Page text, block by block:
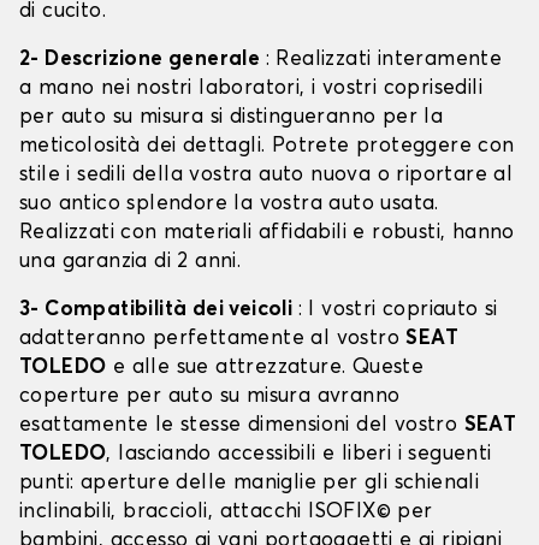
di cucito.
2- Descrizione generale : Realizzati interamente
a mano nei nostri laboratori, i vostri coprisedili
per auto su misura si distingueranno per la
meticolosità dei dettagli. Potrete proteggere con
stile i sedili della vostra auto nuova o riportare al
suo antico splendore la vostra auto usata.
Realizzati con materiali affidabili e robusti, hanno
una garanzia di 2 anni.
3- Compatibilità dei veicoli : I vostri copriauto si
adatteranno perfettamente al vostroSEAT
TOLEDO e alle sue attrezzature. Queste
coperture per auto su misura avranno
esattamente le stesse dimensioni del vostro SEAT
TOLEDO, lasciando accessibili e liberi i seguenti
punti: aperture delle maniglie per gli schienali
inclinabili, braccioli, attacchi ISOFIX© per